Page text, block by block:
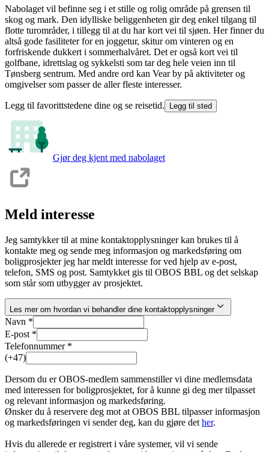
Nabolaget vil befinne seg i et stille og rolig område på grensen til
skog og mark. Den idylliske beliggenheten gir deg enkel tilgang til
flotte tur­områder, i tillegg til at du har kort vei til sjøen. Her finner du
altså gode fasiliteter for en joggetur, skitur om vinteren og en
forfriskende dukkert i sommerhalvåret. Det er også kort vei til
golfbane, idrettslag og sykkel­sti som tar deg hele veien inn til
Tønsberg sentrum. Med andre ord kan Vear by på aktiviteter og
omgivelser som passer de aller fleste interesser.
Legg til favorittstedene dine og se reisetid. Legg til sted
Gjør deg kjent med nabolaget
Meld interesse
Jeg samtykker til at mine kontaktopplysninger kan brukes til å
kontakte meg og sende meg informasjon og markedsføring om
boligprosjekter jeg har meldt interesse for ved hjelp av e-post,
telefon, SMS og post. Samtykket gis til OBOS BBL og det selskap
som står som utbygger av prosjektet.
Les mer om hvordan vi behandler dine kontaktopplysninger
Navn *
E-post *
Telefonnummer *
(+47)
Dersom du er OBOS-medlem sammenstiller vi dine medlemsdata
med interessen for boligprosjektet, for å kunne gi deg mer tilpasset
og relevant informasjon og markedsføring.
Ønsker du å reservere deg mot at OBOS BBL tilpasser informasjon
og markedsføringen vi sender deg, kan du gjøre det her.
Hvis du allerede er registrert i våre systemer, vil vi sende